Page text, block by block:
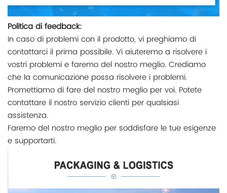
Politica di feedback:
In caso di problemi con il prodotto, vi preghiamo di
contattarci il prima possibile. Vi aiuteremo a risolvere i
vostri problemi e faremo del nostro meglio. Crediamo
che la comunicazione possa risolvere i problemi.
Promettiamo di fare del nostro meglio per voi. Potete
contattare il nostro servizio clienti per qualsiasi
assistenza.
Faremo del nostro meglio per soddisfare le tue esigenze
e supportarti.